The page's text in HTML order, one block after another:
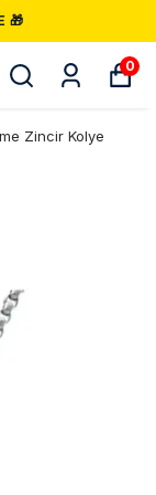
🎁
0
Zincir Kolye